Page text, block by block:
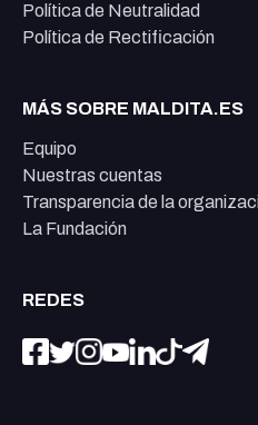
Política de Neutralidad
Política de Rectificación
MÁS SOBRE MALDITA.ES
Equipo
Nuestras cuentas
Transparencia de la
La Fundación
REDES